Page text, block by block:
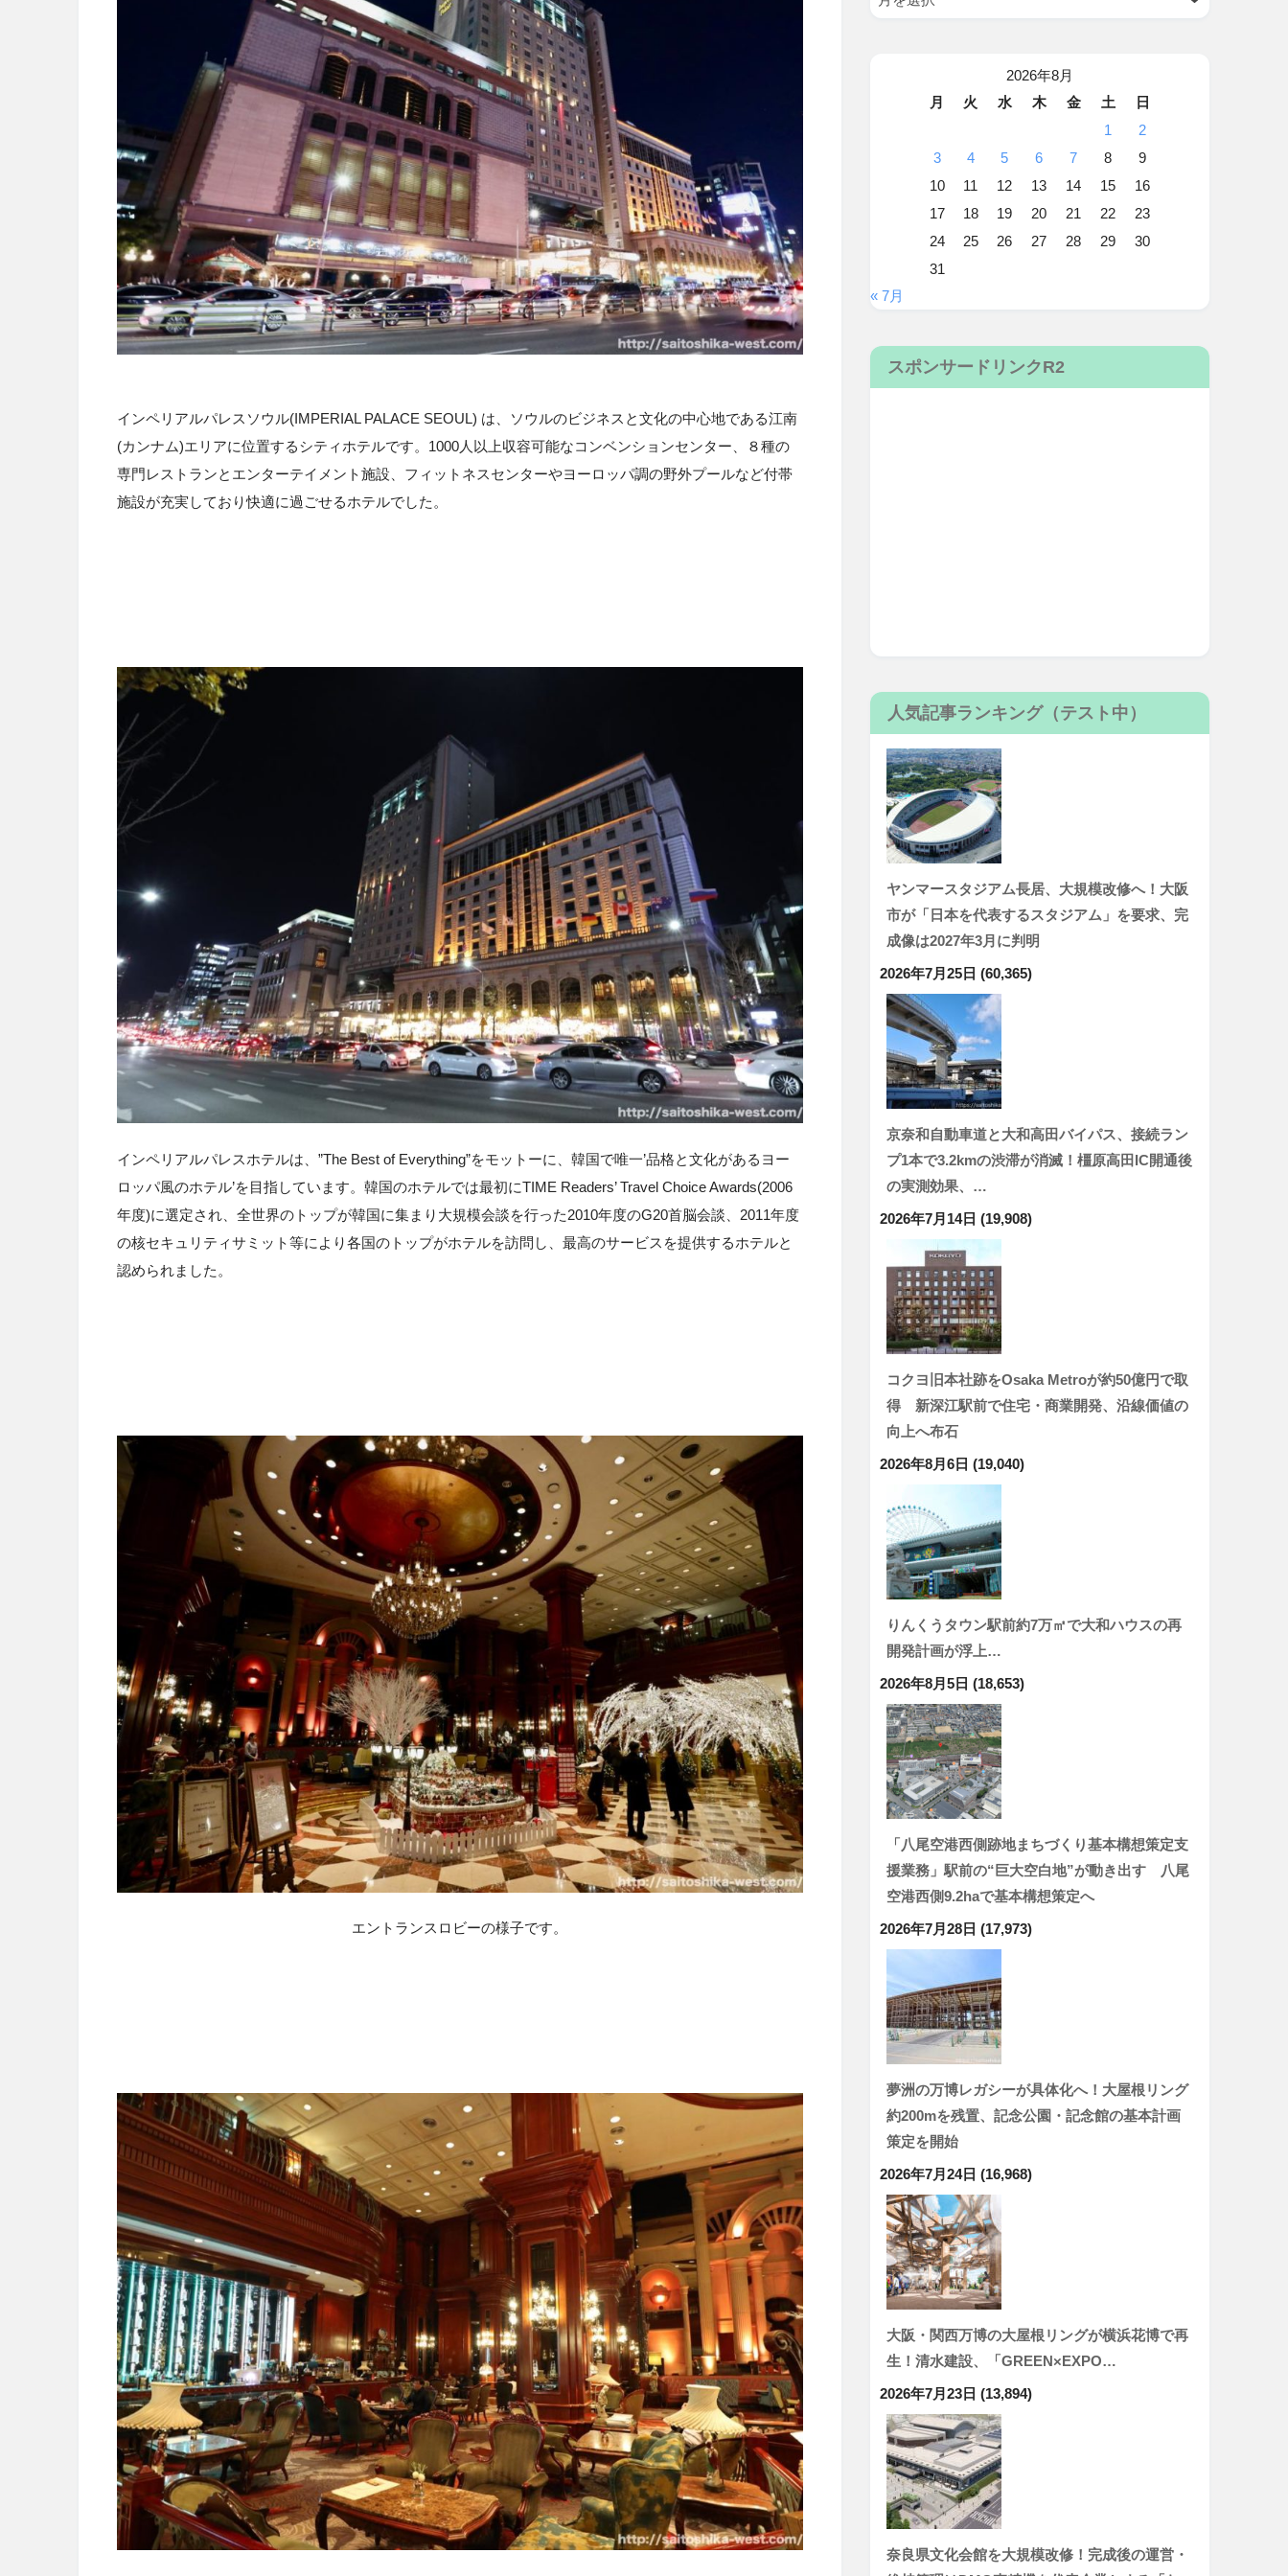
インペリアルパレスソウル(IMPERIAL PALACE SEOUL) は、ソウルのビジネスと文化の中心地である江南
(カンナム)エリアに位置するシティ ホテルです。 1000人以上収容可能なコンベンションセンター、８種の
専門レストランとエンターテイメント施設、フィットネスセンターやヨーロッパ調の野外プールなど付帯
施設が充実しており快適に過ごせるホテルでした。
インペリアルパレスホテルは、 ”The Best of Everything”をモットーに、韓国で唯一’品格と文化があるヨー
ロッパ風のホテル’を目指しています。韓国のホテルでは最初にTIME Readers’ Travel Choice Awards(2006
年度)に選定され、全世界のトップが韓国に集まり大規模会談を行った2010年度のG20首脳会談、 2011年度
の核セキュリティサミット等により各国のトップがホテルを訪問し、最高のサービスを提供するホテルと
認められました。
エントランスロビーの様子です。
2026年8月
月
火 水 木 金 土
日
1
2
3
4 5 6 7 8
9
10
11 12 13 14 15
16
17
18 19 20 21 22
23
24
25 26 27 28 29
30
31
« 7月
スポンサードリンクR2
人気記事ランキング（テスト中）
ヤンマースタジアム長居、大規模改修へ！大阪
市が「日本を代表するスタジアム」を要求、完
成像は2027年3月に判明
2026年7月25日 (60,365)
京奈和自動車道と大和高田バイパス、接続ラン
プ1本で3.2kmの渋滞が消滅！橿原高田IC開通後
の実測効果、…
2026年7月14日 (19,908)
コクヨ旧本社跡をOsaka Metroが約50億円で取
得 新深江駅前で住宅・商業開発、沿線価値の
向上へ布石
2026年8月6日 (19,040)
りんくうタウン駅前約7万㎡で大和ハウスの再
開発計画が浮上…
2026年8月5日 (18,653)
「八尾空港西側跡地まちづくり基本構想策定支
援業務」駅前の“巨大空白地”が動き出す 八尾
空港西側9.2haで基本構想策定へ
2026年7月28日 (17,973)
夢洲の万博レガシーが具体化へ！大屋根リング
約200mを残置、記念公園・記念館の基本計画
策定を開始
2026年7月24日 (16,968)
大阪・関西万博の大屋根リングが横浜花博で再
生！清水建設、「GREEN×EXPO…
2026年7月23日 (13,894)
奈良県文化会館を大規模改修！完成後の運営・